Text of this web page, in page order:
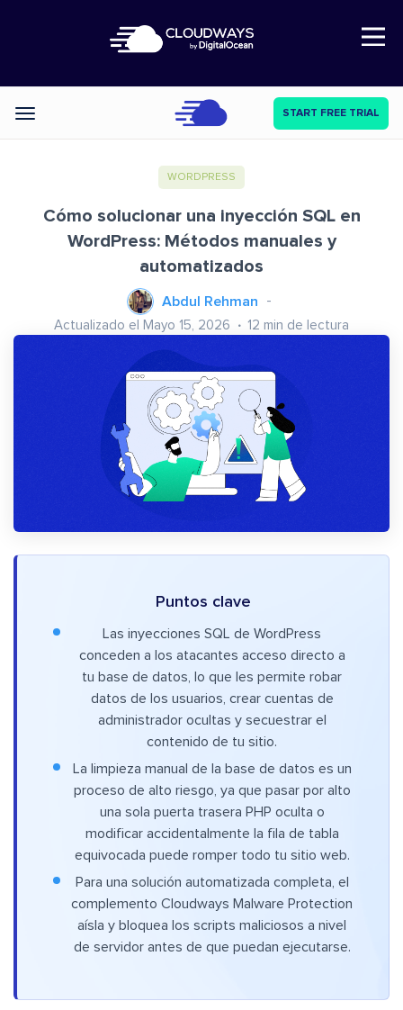
Open Nav
Categories START FREE TRIAL
WORDPRESS
Cómo solucionar una inyección SQL en
WordPress: Métodos manuales y
automatizados
Abdul Rehman
Actualizado el Mayo 15, 2026 12 min de lectura
Puntos clave
Las inyecciones SQL de WordPress
conceden a los atacantes acceso directo a
tu base de datos, lo que les permite robar
datos de los usuarios, crear cuentas de
administrador ocultas y secuestrar el
contenido de tu sitio.
La limpieza manual de la base de datos es un
proceso de alto riesgo, ya que pasar por alto
una sola puerta trasera PHP oculta o
modificar accidentalmente la fila de tabla
equivocada puede romper todo tu sitio web.
Para una solución automatizada completa, el
complemento Cloudways Malware Protection
aísla y bloquea los scripts maliciosos a nivel
de servidor antes de que puedan ejecutarse.